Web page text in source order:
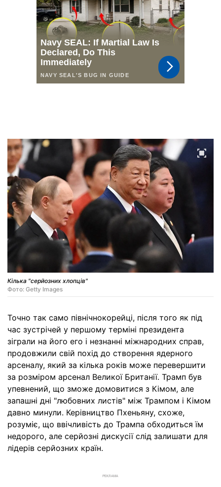
Кілька "серйозних хлопців"
Фото: Getty Images
Точно так само північнокорейці, після того як під
час зустрічей у першому терміні президента
зіграли на його его і незнанні міжнародних справ,
продовжили свій похід до створення ядерного
арсеналу, який за кілька років може перевершити
за розміром арсенал Великої Британії. Трамп був
упевнений, що зможе домовитися з Кімом, але
запашні дні "любовних листів" між Трампом і Кімом
давно минули. Керівництво Пхеньяну, схоже,
розуміє, що ввічливість до Трампа обходиться їм
недорого, але серйозні дискусії слід залишати для
лідерів серйозних країн.
РЕКЛАМА